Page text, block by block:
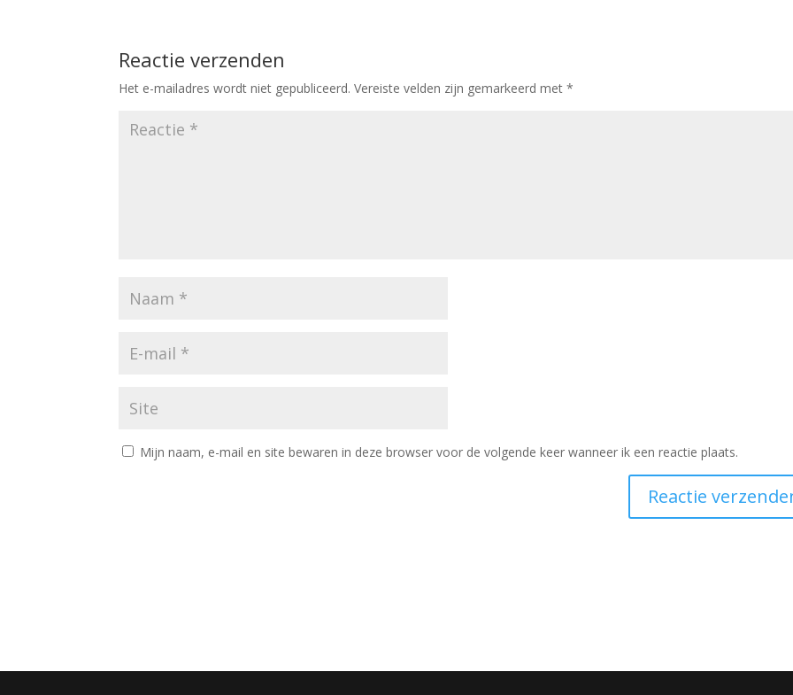
Reactie verzenden
Het e-mailadres wordt niet gepubliceerd. Vereiste velden zijn gemarkeerd met*
Mijn naam, e-mail en site bewaren in deze browser voor de volgende keer wanneer ik een reactie plaats.